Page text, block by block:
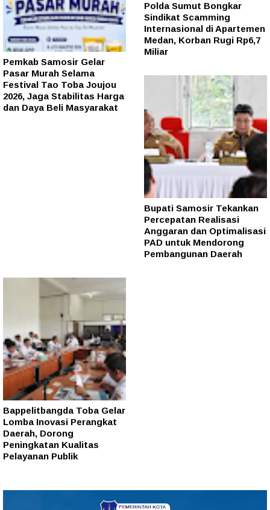
Pemkab Samosir Gelar
Pasar Murah Selama
Festival Tao Toba Joujou
2026, Jaga Stabilitas Harga
dan Daya Beli Masyarakat
Polda Sumut Bongkar
Sindikat Scamming
Internasional di Apartemen
Medan, Korban Rugi Rp6,7
Miliar
Bupati Samosir Tekankan
Percepatan Realisasi
Anggaran dan Optimalisasi
PAD untuk Mendorong
Pembangunan Daerah
Bappelitbangda Toba Gelar
Lomba Inovasi Perangkat
Daerah, Dorong
Peningkatan Kualitas
Pelayanan Publik